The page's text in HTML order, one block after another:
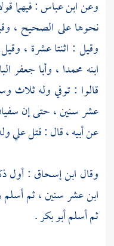
وعنابن عباس: فيهما
نحوها على الصحيح ،
وقيل : اثنتا عشرة ،
ابنه محمدا ، وأبا جعفر
قالوا : توفي وله ثلاث
عشر سنين ، حتى إن
عن أبيه ، قال : قتلعلي
وقال ابن إسحاق : أول
ابن عشر سنين ، ثم أسلم
ثم أسلمأبو بكر.